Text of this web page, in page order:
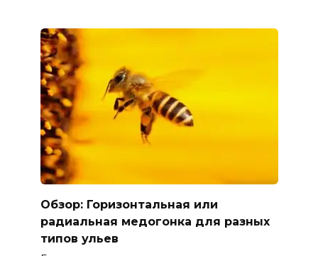
Обзор: Горизонтальная или
радиальная медогонка для разных
типов ульев